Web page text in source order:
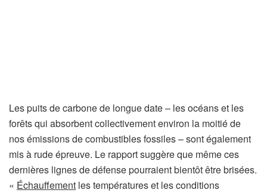
Les puits de carbone de longue date – les océans et les
forêts qui absorbent collectivement environ la moitié de
nos émissions de combustibles fossiles – sont également
mis à rude épreuve. Le rapport suggère que même ces
dernières lignes de défense pourraient bientôt être brisées.
« Échauffement les températures et les conditions